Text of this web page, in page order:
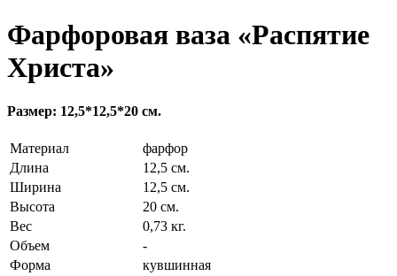
Фарфоровая ваза «Распятие
Христа»
Размер: 12,5*12,5*20 см.
Материал
фарфор
Длина
12,5 см.
Ширина
12,5 см.
Высота
20 см.
Вес
0,73 кг.
Объем
-
Форма
кувшинная